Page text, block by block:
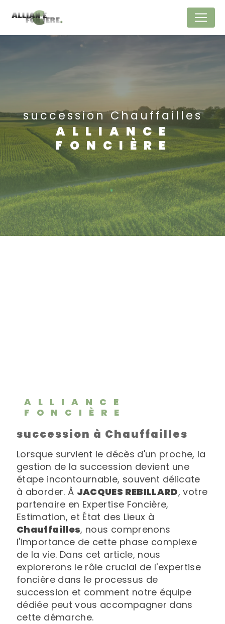
succession Chauffailles
ALLIANCE
FONCIÈRE
ALLIANCE
FONCIÈRE
succession à Chauffailles
Lorsque survient le décès d'un proche, la
gestion de la succession devient une
étape incontournable, souvent délicate
à aborder. À JACQUES REBILLARD, votre
partenaire en Expertise Foncière,
Estimation, et État des Lieux à
Chauffailles, nous comprenons
l'importance de cette phase complexe
de la vie. Dans cet article, nous
explorerons le rôle crucial de l'expertise
foncière dans le processus de
succession et comment notre équipe
dédiée peut vous accompagner dans
cette démarche.